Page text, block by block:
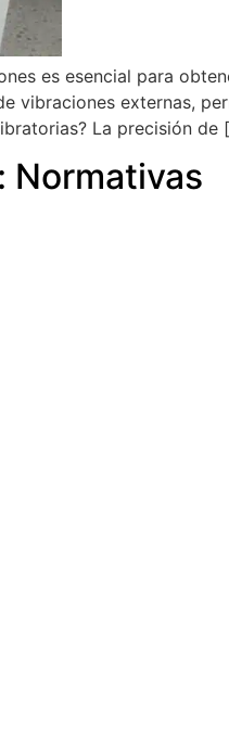
es esencial para
vibraciones externas,
La precisión de
Normativas